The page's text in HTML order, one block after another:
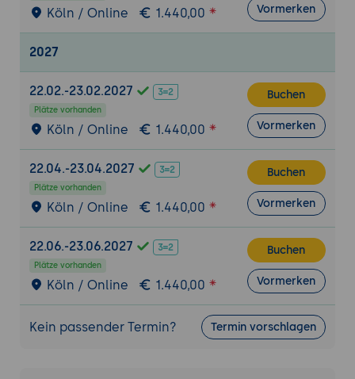
einen Verfügbarkeitsplan für eine fiktive IT-
Projektbeschreibung:
Services sicherstellt, einschließlich
Risikobewertung und Definition von
Wiederherstellungsmaßnahmen.
Anforderungen:Anwendung der im
Seminar erlernten Methoden zur
Identifikation von Risiken und Definition
von Verfügbarkeitszielen.
SLM-Tools
(optional).
Ergebnisse und Präsentation:Teilnehmer
präsentieren ihren Verfügbarkeitsplan und
diskutieren die darin enthaltenen
Maßnahmen zur Sicherstellung der
Köln / Online 1.440,00 Vormerken
2027
22.02.-23.02.2027
Plätze vorhanden
Köln / Online 1.440,00
Buchen
Vormerken
22.04.-23.04.2027
Plätze vorhanden
Köln / Online 1.440,00
Buchen
Vormerken
22.06.-23.06.2027
Plätze vorhanden
Köln / Online 1.440,00
Buchen
Vormerken
Kein passender Termin? Termin vorschlagen